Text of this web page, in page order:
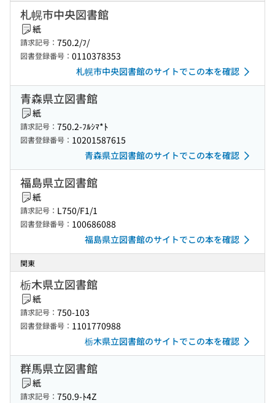
札幌市中央図書館
紙
請求記号： 750.2/ﾌ/
図書登録番号： 0110378353
札幌市中央図書館のサイトでこの本を確認
青森県立図書館
紙
請求記号： 750.2-ﾌﾙｼﾏ*ﾄ
図書登録番号： 10201587615
青森県立図書館のサイトでこの本を確認
福島県立図書館
紙
請求記号： L750/F1/1
図書登録番号： 100686088
福島県立図書館のサイトでこの本を確認
関東
栃木県立図書館
紙
請求記号： 750-103
図書登録番号： 1101770988
栃木県立図書館のサイトでこの本を確認
群馬県立図書館
紙
請求記号： 750.9-ﾄ4Z